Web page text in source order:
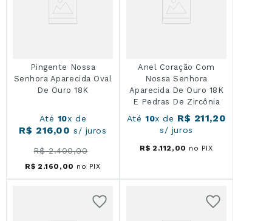
Pingente Nossa
Senhora Aparecida Oval
De Ouro 18K
Até 10x de
R$ 216,00 s/ juros
R$ 2.400,00
R$ 2 .160 , 00 no PIX
Anel Coração Com
Nossa Senhora
Aparecida De Ouro 18K
E Pedras De Zircônia
Até10x de R$ 211,20
s/ juros
R$ 2 .112 , 00 no PIX